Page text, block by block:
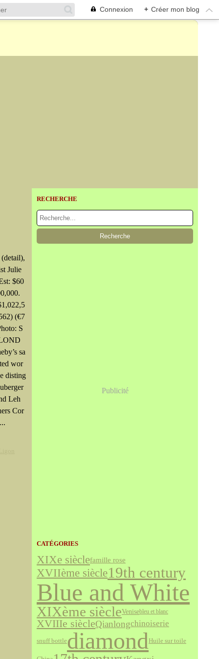
Connexion + Créer mon blog
Julie
$60
(€7
S
sa
wor
disting
Leh
Cor
RECHERCHE
Publicité
CATÉGORIES
XIXe sièclefamille rose
XVIIème siècle19th century
Blue and White
XIXème siècleVenisebleu et blanc
XVIIIe siècleQianlongchinoiserie
snuff bottlediamondHuile sur toile